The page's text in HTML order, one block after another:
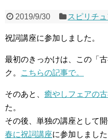
2019/9/30 スピリチ
祝詞講座に参加しました。
最初のきっかけは、この「
ク。
こちらの記事で。
そのあと、 癒やしフェアの
た。
その後、単独の講座として
春に祝詞講座に参加しました